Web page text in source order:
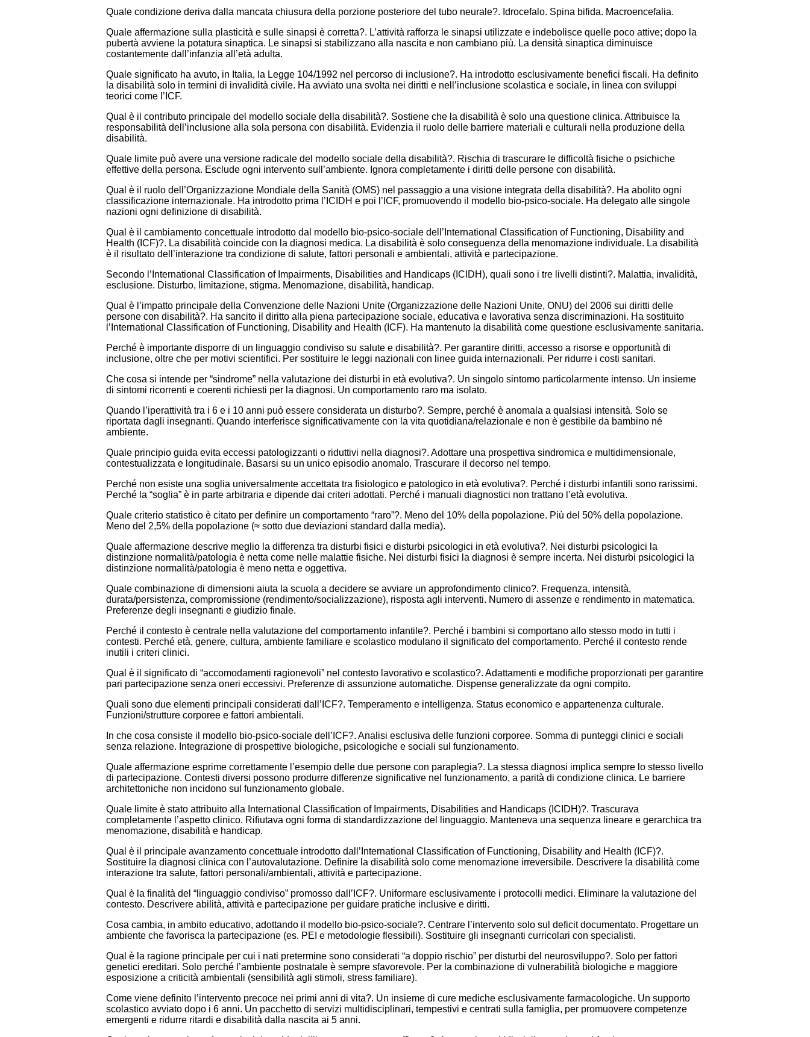
Quale condizione deriva dalla mancata chiusura della porzione posteriore del tubo neurale?. Idrocefalo. Spina bifida. Macroencefalia.
Quale affermazione sulla plasticità e sulle sinapsi è corretta?. L’attività rafforza le sinapsi utilizzate e indebolisce quelle poco attive; dopo la
pubertà avviene la potatura sinaptica. Le sinapsi si stabilizzano alla nascita e non cambiano più. La densità sinaptica diminuisce
costantemente dall’infanzia all’età adulta.
Quale significato ha avuto, in Italia, la Legge 104/1992 nel percorso di inclusione?. Ha introdotto esclusivamente benefici fiscali. Ha definito
la disabilità solo in termini di invalidità civile. Ha avviato una svolta nei diritti e nell’inclusione scolastica e sociale, in linea con sviluppi
teorici come l’ICF.
Qual è il contributo principale del modello sociale della disabilità?. Sostiene che la disabilità è solo una questione clinica. Attribuisce la
responsabilità dell’inclusione alla sola persona con disabilità. Evidenzia il ruolo delle barriere materiali e culturali nella produzione della
disabilità.
Quale limite può avere una versione radicale del modello sociale della disabilità?. Rischia di trascurare le difficoltà fisiche o psichiche
effettive della persona. Esclude ogni intervento sull’ambiente. Ignora completamente i diritti delle persone con disabilità.
Qual è il ruolo dell’Organizzazione Mondiale della Sanità (OMS) nel passaggio a una visione integrata della disabilità?. Ha abolito ogni
classificazione internazionale. Ha introdotto prima l’ICIDH e poi l’ICF, promuovendo il modello bio-psico-sociale. Ha delegato alle singole
nazioni ogni definizione di disabilità.
Qual è il cambiamento concettuale introdotto dal modello bio-psico-sociale dell’International Classification of Functioning, Disability and
Health (ICF)?. La disabilità coincide con la diagnosi medica. La disabilità è solo conseguenza della menomazione individuale. La disabilità
è il risultato dell’interazione tra condizione di salute, fattori personali e ambientali, attività e partecipazione.
Secondo l’International Classification of Impairments, Disabilities and Handicaps (ICIDH), quali sono i tre livelli distinti?. Malattia, invalidità,
esclusione. Disturbo, limitazione, stigma. Menomazione, disabilità, handicap.
Qual è l’impatto principale della Convenzione delle Nazioni Unite (Organizzazione delle Nazioni Unite, ONU) del 2006 sui diritti delle
persone con disabilità?. Ha sancito il diritto alla piena partecipazione sociale, educativa e lavorativa senza discriminazioni. Ha sostituito
l’International Classification of Functioning, Disability and Health (ICF). Ha mantenuto la disabilità come questione esclusivamente sanitaria.
Perché è importante disporre di un linguaggio condiviso su salute e disabilità?. Per garantire diritti, accesso a risorse e opportunità di
inclusione, oltre che per motivi scientifici. Per sostituire le leggi nazionali con linee guida internazionali. Per ridurre i costi sanitari.
Che cosa si intende per “sindrome” nella valutazione dei disturbi in età evolutiva?. Un singolo sintomo particolarmente intenso. Un insieme
di sintomi ricorrenti e coerenti richiesti per la diagnosi. Un comportamento raro ma isolato.
Quando l’iperattività tra i 6 e i 10 anni può essere considerata un disturbo?. Sempre, perché è anomala a qualsiasi intensità. Solo se
riportata dagli insegnanti. Quando interferisce significativamente con la vita quotidiana/relazionale e non è gestibile da bambino né
ambiente.
Quale principio guida evita eccessi patologizzanti o riduttivi nella diagnosi?. Adottare una prospettiva sindromica e multidimensionale,
contestualizzata e longitudinale. Basarsi su un unico episodio anomalo. Trascurare il decorso nel tempo.
Perché non esiste una soglia universalmente accettata tra fisiologico e patologico in età evolutiva?. Perché i disturbi infantili sono rarissimi.
Perché la “soglia” è in parte arbitraria e dipende dai criteri adottati. Perché i manuali diagnostici non trattano l’età evolutiva.
Quale criterio statistico è citato per definire un comportamento “raro”?. Meno del 10% della popolazione. Più del 50% della popolazione.
Meno del 2,5% della popolazione (≈ sotto due deviazioni standard dalla media).
Quale affermazione descrive meglio la differenza tra disturbi fisici e disturbi psicologici in età evolutiva?. Nei disturbi psicologici la
distinzione normalità/patologia è netta come nelle malattie fisiche. Nei disturbi fisici la diagnosi è sempre incerta. Nei disturbi psicologici la
distinzione normalità/patologia è meno netta e oggettiva.
Quale combinazione di dimensioni aiuta la scuola a decidere se avviare un approfondimento clinico?. Frequenza, intensità,
durata/persistenza, compromissione (rendimento/socializzazione), risposta agli interventi. Numero di assenze e rendimento in matematica.
Preferenze degli insegnanti e giudizio finale.
Perché il contesto è centrale nella valutazione del comportamento infantile?. Perché i bambini si comportano allo stesso modo in tutti i
contesti. Perché età, genere, cultura, ambiente familiare e scolastico modulano il significato del comportamento. Perché il contesto rende
inutili i criteri clinici.
Qual è il significato di “accomodamenti ragionevoli” nel contesto lavorativo e scolastico?. Adattamenti e modifiche proporzionati per garantire
pari partecipazione senza oneri eccessivi. Preferenze di assunzione automatiche. Dispense generalizzate da ogni compito.
Quali sono due elementi principali considerati dall’ICF?. Temperamento e intelligenza. Status economico e appartenenza culturale.
Funzioni/strutture corporee e fattori ambientali.
In che cosa consiste il modello bio-psico-sociale dell’ICF?. Analisi esclusiva delle funzioni corporee. Somma di punteggi clinici e sociali
senza relazione. Integrazione di prospettive biologiche, psicologiche e sociali sul funzionamento.
Quale affermazione esprime correttamente l’esempio delle due persone con paraplegia?. La stessa diagnosi implica sempre lo stesso livello
di partecipazione. Contesti diversi possono produrre differenze significative nel funzionamento, a parità di condizione clinica. Le barriere
architettoniche non incidono sul funzionamento globale.
Quale limite è stato attribuito alla International Classification of Impairments, Disabilities and Handicaps (ICIDH)?. Trascurava
completamente l’aspetto clinico. Rifiutava ogni forma di standardizzazione del linguaggio. Manteneva una sequenza lineare e gerarchica tra
menomazione, disabilità e handicap.
Qual è il principale avanzamento concettuale introdotto dall’International Classification of Functioning, Disability and Health (ICF)?.
Sostituire la diagnosi clinica con l’autovalutazione. Definire la disabilità solo come menomazione irreversibile. Descrivere la disabilità come
interazione tra salute, fattori personali/ambientali, attività e partecipazione.
Qual è la finalità del “linguaggio condiviso” promosso dall’ICF?. Uniformare esclusivamente i protocolli medici. Eliminare la valutazione del
contesto. Descrivere abilità, attività e partecipazione per guidare pratiche inclusive e diritti.
Cosa cambia, in ambito educativo, adottando il modello bio-psico-sociale?. Centrare l’intervento solo sul deficit documentato. Progettare un
ambiente che favorisca la partecipazione (es. PEI e metodologie flessibili). Sostituire gli insegnanti curricolari con specialisti.
Qual è la ragione principale per cui i nati pretermine sono considerati “a doppio rischio” per disturbi del neurosviluppo?. Solo per fattori
genetici ereditari. Solo perché l’ambiente postnatale è sempre sfavorevole. Per la combinazione di vulnerabilità biologiche e maggiore
esposizione a criticità ambientali (sensibilità agli stimoli, stress familiare).
Come viene definito l’intervento precoce nei primi anni di vita?. Un insieme di cure mediche esclusivamente farmacologiche. Un supporto
scolastico avviato dopo i 6 anni. Un pacchetto di servizi multidisciplinari, tempestivi e centrati sulla famiglia, per promuovere competenze
emergenti e ridurre ritardi e disabilità dalla nascita ai 5 anni.